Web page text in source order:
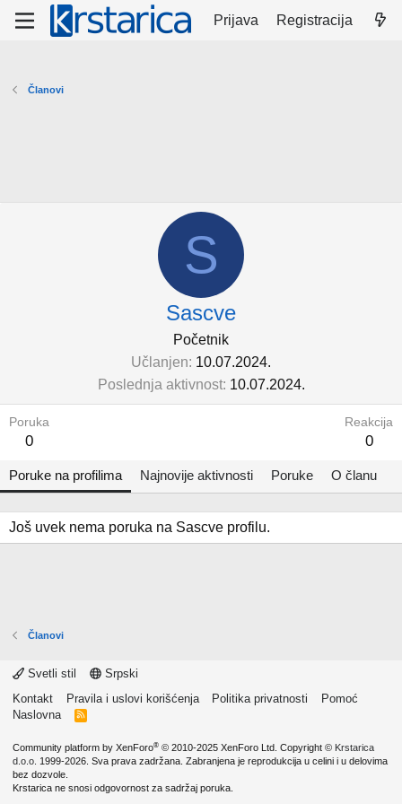
Prijava Registracija
Članovi
S
Sascve
Početnik
Učlanjen 10.07.2024.
Poslednja aktivnost 10.07.2024.
Poruka
0
Reakcija
0
Poruke na profilima Najnovije aktivnosti Poruke O članu
Još uvek nema poruka na Sascve profilu.
Članovi
Svetli stil
Srpski
Kontakt
Pravila i uslovi korišćenja Politika privatnosti
Pomoć
Naslovna
R
Community platform by XenForo® © 2010-2025 XenForo Ltd. Copyright © Krstarica
d.o.o. 1999-2026. Sva prava zadržana. Zabranjena je reprodukcija u celini i u delovima
bez dozvole.
Krstarica ne snosi odgovornost za sadržaj poruka.